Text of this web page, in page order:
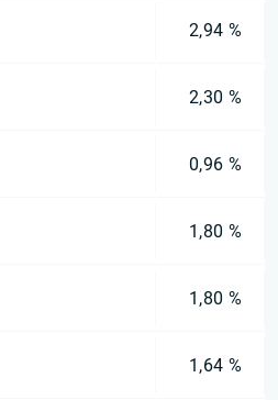
2,94 %
2,30 %
0,96 %
1,80 %
1,80 %
1,64 %